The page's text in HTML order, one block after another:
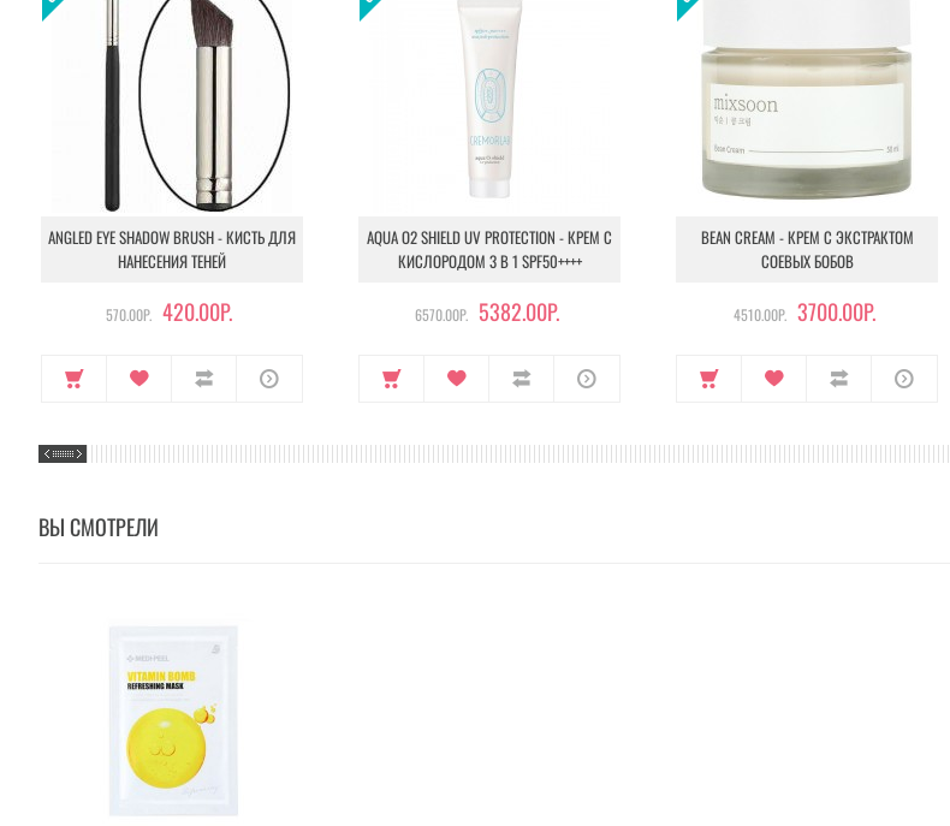
ANGLED EYE SHADOW BRUSH - КИСТЬ ДЛЯ
НАНЕСЕНИЯ ТЕНЕЙ
570.00Р. 420.00Р.
AQUA O2 SHIELD UV PROTECTION - КРЕМ С
КИСЛОРОДОМ 3 В 1 SPF50++++
6570.00Р. 5382.00Р.
BEAN CREAM - КРЕМ С ЭКСТРАКТОМ
СОЕВЫХ БОБОВ
4510.00Р. 3700.00Р.
ВЫ СМОТРЕЛИ